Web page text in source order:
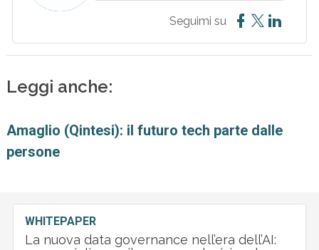
Seguimi su
Leggi anche:
Amaglio (Qintesi): il futuro tech parte dalle
persone
WHITEPAPER
La nuova data governance nell’era dell’AI: